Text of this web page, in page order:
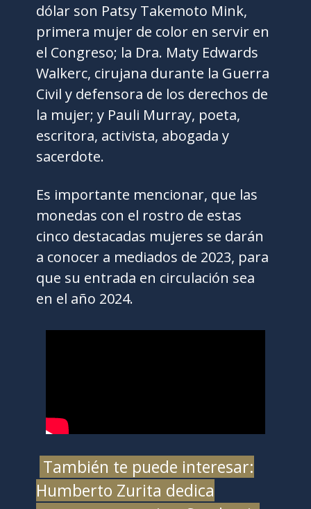
dólar son Patsy Takemoto Mink,
primera mujer de color en servir en
el Congreso; la Dra. Maty Edwards
Walkerc, cirujana durante la Guerra
Civil y defensora de los derechos de
la mujer; y Pauli Murray, poeta,
escritora, activista, abogada y
sacerdote.
Es importante mencionar, que las
monedas con el rostro de estas
cinco destacadas mujeres se darán
a conocer a mediados de 2023, para
que su entrada en circulación sea
en el año 2024.
También te puede interesar:
Humberto Zurita dedica